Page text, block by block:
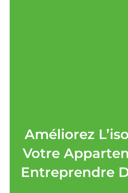
Améliorez
Votre
Entreprendre